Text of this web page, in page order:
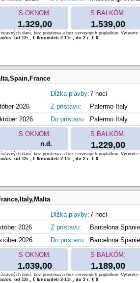
S OKNOM:
1.329,00
S BALKÓM:
1.539,00
daní, bez poistenia a bez servisných poplatkov. Vytvorte
os. od 12r., € 6/noc/deti 2-11r., do 2 r. € 0
2026
2026
Dĺžka plavby:7 nocí
Z prístavu:
Palermo Italy
Do prístavu:
Palermo Italy
S OKNOM:
n.d.
S BALKÓM:
1.229,00
daní, bez poistenia a bez servisných poplatkov. Vytvorte
os. od 12r., € 6/noc/deti 2-11r., do 2 r. € 0
2026
2026
Dĺžka plavby:7 nocí
Z prístavu:
Barcelona
Do prístavu:
Barcelona
S OKNOM:
1.039,00
S BALKÓM:
1.189,00
daní, bez poistenia a bez servisných poplatkov. Vytvorte
os. od 12r., € 6/noc/deti 2-11r., do 2 r. € 0